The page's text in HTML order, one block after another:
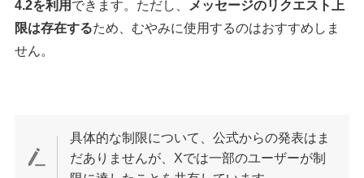
4.2を利用 できます。ただし、
メッセージのリクエスト上
限は存在するため、むやみに使用するのはおすすめしま
せん。
具体的な制限について、公式からの発表はま
だありませんが、Xでは一部のユーザーが制